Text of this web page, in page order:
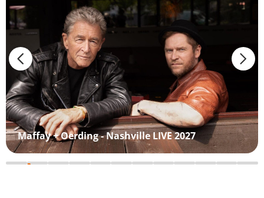
Maffay + Oerding - Nashville LIVE 2027